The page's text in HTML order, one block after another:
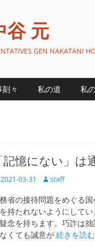
元
GEN NAKATANI
々 私の道 私
記憶にない」は
2021-03-31
投
者
staff
省の接待問題をめぐる
持たれないようにして
念を持ちます。巧詐は
くても誠意が続きを読